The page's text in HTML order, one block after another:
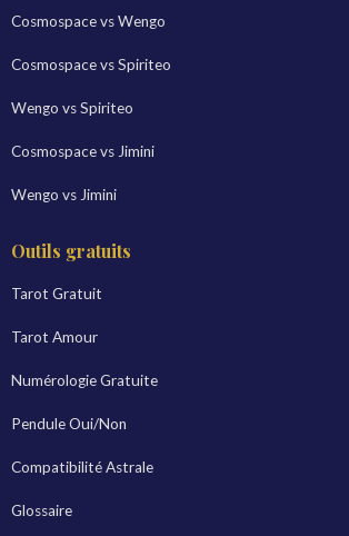
Cosmospace vs Wengo
Cosmospace vs Spiriteo
Wengo vs Spiriteo
Cosmospace vs Jimini
Wengo vs Jimini
Outils gratuits
Tarot Gratuit
Tarot Amour
Numérologie Gratuite
Pendule Oui/Non
Compatibilité Astrale
Glossaire